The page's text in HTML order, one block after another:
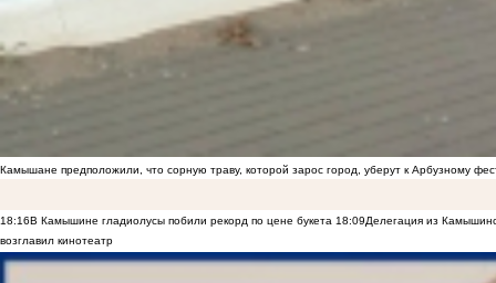
Камышане предположили, что сорную траву, которой зарос город, уберут к Арбузному
18:16В Камышине гладиолусы побили рекорд по цене букета 18:09Делегация из
возглавил кинотеатр